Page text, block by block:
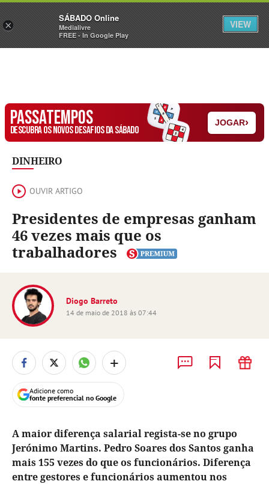
Sábado Assine Iniciar Sessão
PASSATEMPOS
DESCUBRA OS NOVOS DESAFIOS DA SÁBADO
JOGAR›
DINHEIRO
OUVIR ARTIGO
Presidentes de empresas ganham
46 vezes mais que os
trabalhadores
Diogo Barreto
14 de maio de 2018 às 07:44
+
Adicione como
fonte preferencial no Google
A maior diferença salarial regista-se no grupo
Jerónimo Martins. Pedro Soares dos Santos ganha
mais 155 vezes do que os funcionários. Diferença
entre gestores e funcionários aumentou nos
×
SÁBADO Online
Medialivre
FREE - In Google Play
VIEW